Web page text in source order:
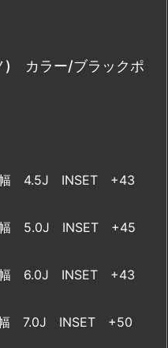
) カラー/ブラックポ
幅 4.5J INSET +43
幅 5.0J INSET +45
幅 6.0J INSET +43
幅 7.0J INSET +50